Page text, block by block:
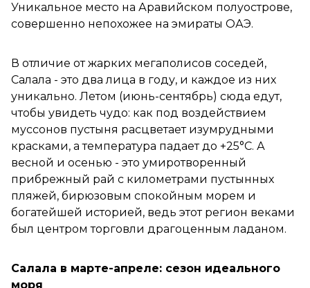
Уникальное место на Аравийском полуострове,
совершенно непохожее на эмираты ОАЭ.
В отличие от жарких мегаполисов соседей,
Салала - это два лица в году, и каждое из них
уникально. Летом (июнь-сентябрь) сюда едут,
чтобы увидеть чудо: как под воздействием
муссонов пустыня расцветает изумрудными
красками, а температура падает до +25°C. А
весной и осенью - это умиротворенный
прибрежный рай с километрами пустынных
пляжей, бирюзовым спокойным морем и
богатейшей историей, ведь этот регион веками
был центром торговли драгоценным ладаном.
Салала в марте-апреле: сезон идеального
моря